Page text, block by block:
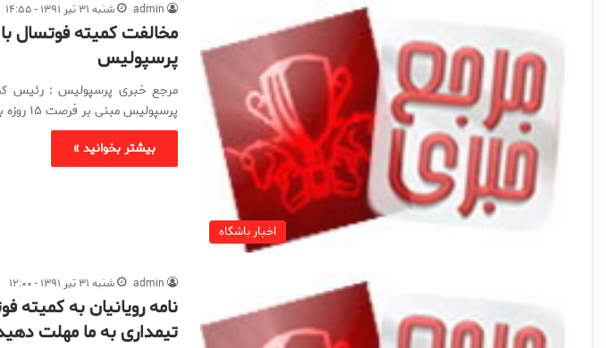
اخبار باشگاه
admin شنبه ۳۱ تیر ۱۳۹۱ - ۱۴:۵۵
مخالفت کمیته فوتسال
پرسپولیس
مرجع خبری پرسپولیس : رئیس
پرسپولیس مبنی بر فرصت ۱۵ روزه برای حضور در لیگ…
بیشتر بخوانید »
admin شنبه ۳۱ تیر ۱۳۹۱ - ۱۲:۰۰
تیمداری به ما مهلت